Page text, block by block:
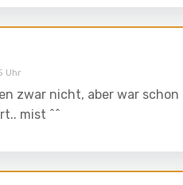
Uhr
zwar nicht, aber war
mist ^^